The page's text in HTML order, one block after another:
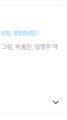
양장 개정증보판]
그림 박홍진 임명주 역